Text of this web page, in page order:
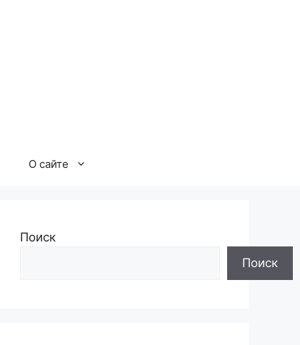
О сайте
Поиск
Поиск